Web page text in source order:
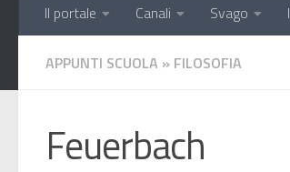
Il portale Canali Svago
APPUNTI SCUOLA » FILOSOFIA
Feuerbach